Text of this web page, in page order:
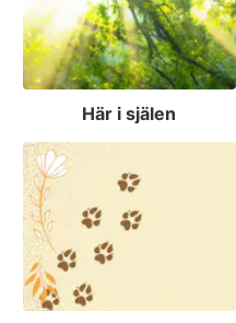
Här i själen